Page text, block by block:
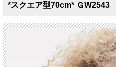
*スクエア型70cm* ＧW2543